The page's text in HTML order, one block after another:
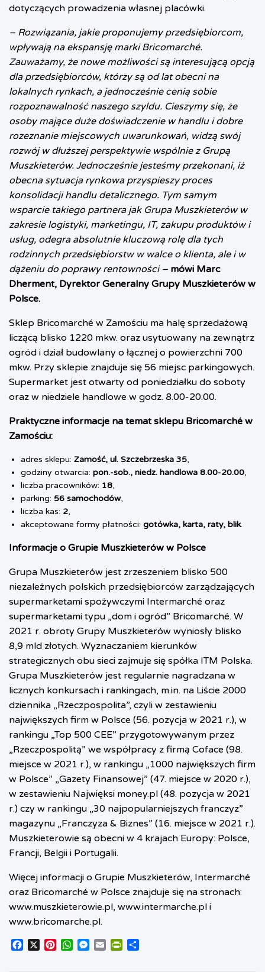
dotyczących prowadzenia własnej placówki.
– Rozwiązania, jakie proponujemy przedsiębiorcom,
wpływają na ekspansję marki Bricomarché.
Zauważamy, że nowe możliwości są interesującą opcją
dla przedsiębiorców, którzy są od lat obecni na
lokalnych rynkach, a jednocześnie cenią sobie
rozpoznawalność naszego szyldu. Cieszymy się, że
osoby mające duże doświadczenie w handlu i dobre
rozeznanie miejscowych uwarunkowań, widzą swój
rozwój w dłuższej perspektywie wspólnie z Grupą
Muszkieterów. Jednocześnie jesteśmy przekonani, iż
obecna sytuacja rynkowa przyspieszy proces
konsolidacji handlu detalicznego. Tym samym
wsparcie takiego partnera jak Grupa Muszkieterów w
zakresie logistyki, marketingu, IT, zakupu produktów i
usług, odegra absolutnie kluczową rolę dla tych
rodzinnych przedsiębiorstw w walce o klienta, ale i w
dążeniu do poprawy rentowności – mówi Marc
Dherment, Dyrektor Generalny Grupy Muszkieterów w
Polsce.
Sklep Bricomarché w Zamościu ma halę sprzedażową
liczącą blisko 1220 mkw. oraz usytuowany na zewnątrz
ogród i dział budowlany o łącznej o powierzchni 700
mkw. Przy sklepie znajduje się 56 miejsc parkingowych.
Supermarket jest otwarty od poniedziałku do soboty
oraz w niedziele handlowe w godz. 8.00-20.00.
Praktyczne informacje na temat sklepu Bricomarché w
Zamościu:
adres sklepu: Zamość, ul. Szczebrzeska 35,
godziny otwarcia: pon.-sob., niedz. handlowa 8.00-20.00,
liczba pracowników: 18,
parking: 56 samochodów,
liczba kas: 2,
akceptowane formy płatności: gotówka, karta, raty, blik.
Informacje o Grupie Muszkieterów w Polsce
Grupa Muszkieterów jest zrzeszeniem blisko 500
niezależnych polskich przedsiębiorców zarządzających
supermarketami spożywczymi Intermarché oraz
supermarketami typu „dom i ogród” Bricomarché. W
2021 r. obroty Grupy Muszkieterów wyniosły blisko
8,9 mld złotych. Wyznaczaniem kierunków
strategicznych obu sieci zajmuje się spółka ITM Polska.
Grupa Muszkieterów jest regularnie nagradzana w
licznych konkursach i rankingach, m.in. na Liście 2000
dziennika „Rzeczpospolita”, czyli w zestawieniu
największych firm w Polsce (56. pozycja w 2021 r.), w
rankingu „Top 500 CEE” przygotowywanym przez
„Rzeczpospolitą” we współpracy z firmą Coface (98.
miejsce w 2021 r.), w rankingu „1000 największych firm
w Polsce” „Gazety Finansowej” (47. miejsce w 2020 r.),
w zestawieniu Najwięksi money.pl (48. pozycja w 2021
r.) czy w rankingu „30 najpopularniejszych franczyz”
magazynu „Franczyza & Biznes” (16. miejsce w 2021 r.).
Muszkieterowie są obecni w 4 krajach Europy: Polsce,
Francji, Belgii i Portugalii.
Więcej informacji o Grupie Muszkieterów, Intermarché
oraz Bricomarché w Polsce znajduje się na stronach:
www.muszkieterowie.pl, www.intermarche.pl i
www.bricomarche.pl.
X
W
M